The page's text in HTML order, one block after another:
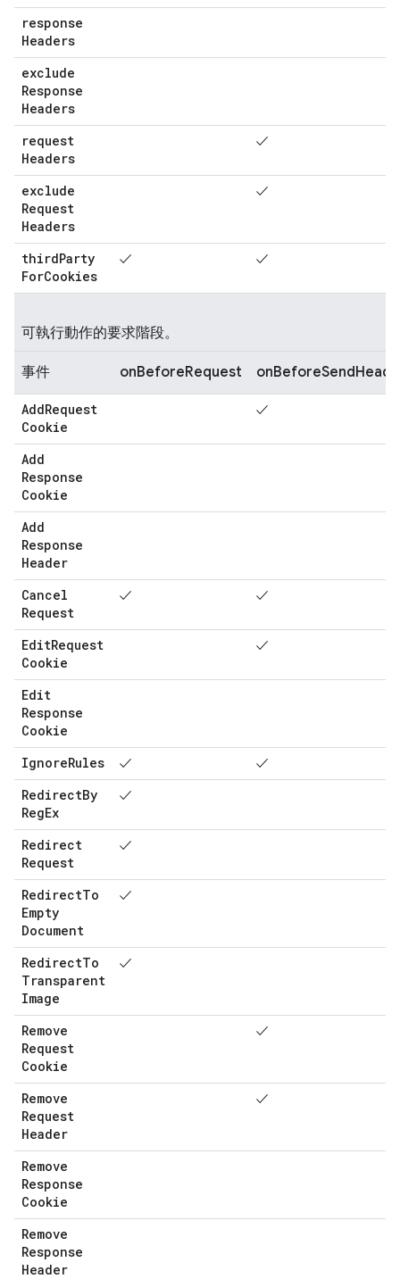
response
Headers
exclude
Response
Headers
request
Headers
✓
exclude
Request
Headers
✓
thirdParty
ForCookies
✓ ✓
可執行動作的要求階段。
事件 onBeforeRequest
AddRequest
Cookie
✓
Add
Response
Cookie
Add
Response
Header
Cancel
Request
✓ ✓
EditRequest
Cookie
✓
Edit
Response
Cookie
IgnoreRules ✓ ✓
RedirectBy
RegEx
✓
Redirect
Request
✓
RedirectTo
Empty
Document
✓
RedirectTo
Transparent
Image
✓
Remove
Request
Cookie
✓
Remove
Request
Header
✓
Remove
Response
Cookie
Remove
Response
Header